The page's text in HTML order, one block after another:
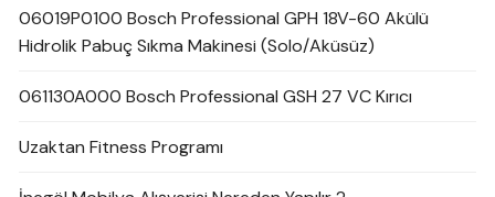
06019P0100 Bosch Professional GPH 18V-60 Akülü
Hidrolik Pabuç Sıkma Makinesi (Solo/Aküsüz)
061130A000 Bosch Professional GSH 27 VC Kırıcı
Uzaktan Fitness Programı